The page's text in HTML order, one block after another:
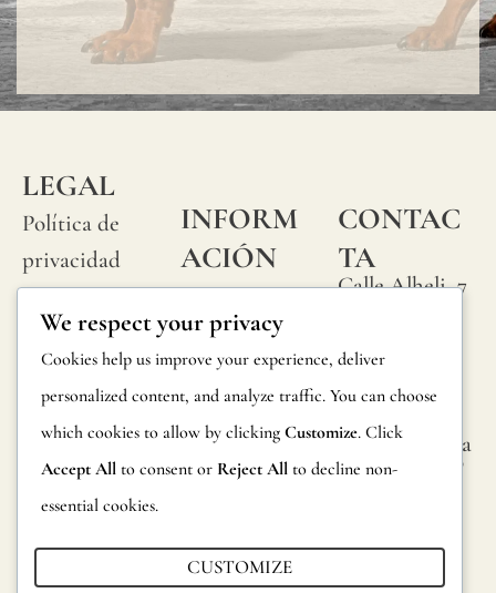
LEGAL
Política de
privacidad
Política de
cookies
Condiciones
generales
Aviso legal
INFORM
ACIÓN
Preguntas
frecuentes
Información
productos
Catalogo para
distribuidores
CONTAC
TA
Calle Alheli, 7
de la Victoria
Málaga,
España
hola@jamesma
lonefabrics.co
m
una
fibra
nudos
We respect your privacy
Cookies help us improve your experience, deliver
personalized content, and analyze traffic. You can choose
which cookies to allow by clicking Customize. Click
Accept All to consent or Reject All to decline non-
essential cookies.
CUSTOMIZE